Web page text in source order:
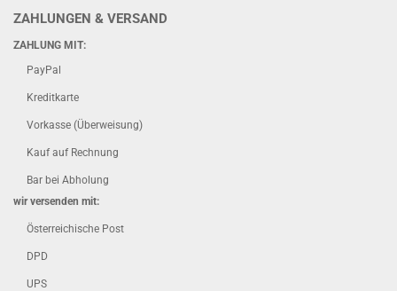
ZAHLUNGEN & VERSAND
ZAHLUNG MIT:
PayPal
Kreditkarte
Vorkasse (Überweisung)
Kauf auf Rechnung
Bar bei Abholung
wir versenden mit:
Österreichische Post
DPD
UPS